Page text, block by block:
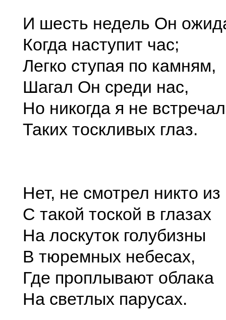
И шесть недель Он
Когда наступит час;
Легко ступая по камням,
Шагал Он среди нас,
Но никогда я не встречал
Таких тоскливых глаз.
Нет, не смотрел никто из
С такой тоской в глазах
На лоскуток голубизны
В тюремных небесах,
Где проплывают облака
На светлых парусах.